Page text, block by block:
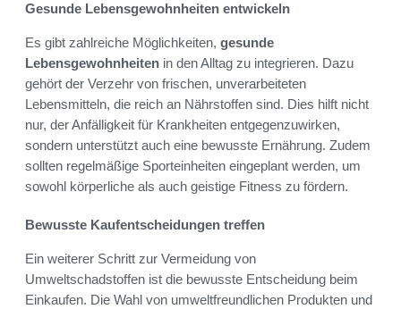
Gesunde Lebensgewohnheiten entwickeln
Es gibt zahlreiche Möglichkeiten, gesunde
Lebensgewohnheiten in den Alltag zu integrieren. Dazu
gehört der Verzehr von frischen, unverarbeiteten
Lebensmitteln, die reich an Nährstoffen sind. Dies hilft nicht
nur, der Anfälligkeit für Krankheiten entgegenzuwirken,
sondern unterstützt auch eine bewusste Ernährung. Zudem
sollten regelmäßige Sporteinheiten eingeplant werden, um
sowohl körperliche als auch geistige Fitness zu fördern.
Bewusste Kaufentscheidungen treffen
Ein weiterer Schritt zur Vermeidung von
Umweltschadstoffen ist die bewusste Entscheidung beim
Einkaufen. Die Wahl von umweltfreundlichen Produkten und